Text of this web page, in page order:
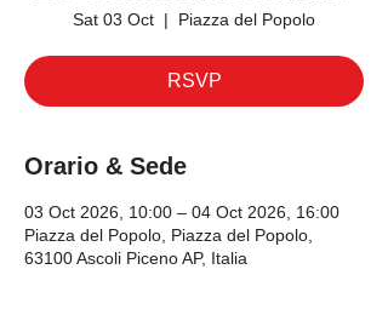
Sat 03 Oct
  |
Piazza del Popolo
RSVP
Orario & Sede
03 Oct 2026, 10:00 – 04 Oct 2026, 16:00
Piazza del Popolo, Piazza del Popolo,
63100 Ascoli Piceno AP, Italia